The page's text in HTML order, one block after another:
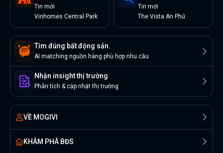
Tin mới
Vinhomes Central Park
Tin mới
The Vista An Phú
Tìm đúng bất động sản.
AI matching nguồn hàng phù hợp nhu cầu
Nhận insight thị trường
Phân tích & cập nhật thị trường
VỀ MOGIVI
KHÁM PHÁ BĐS